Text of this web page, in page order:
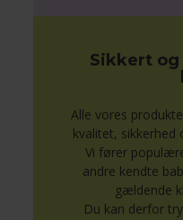
Sikkert
Alle vores
kvalitet,
Vi fører
andre kendte
gældende
Du kan derfor